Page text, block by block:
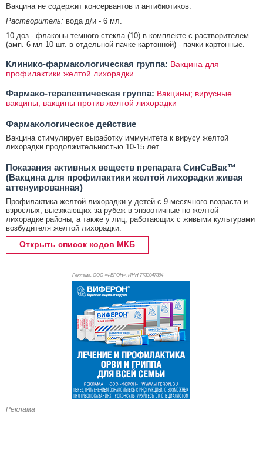
Вакцина не содержит консервантов и антибиотиков.
Растворитель: вода д/и - 6 мл.
10 доз - флаконы темного стекла (10) в комплекте с растворителем
(амп. 6 мл 10 шт. в отдельной пачке картонной) - пачки картонные.
Клинико-фармакологическая группа: Вакцина для
профилактики желтой лихорадки
Фармако-терапевтическая группа: Вакцины; вирусные
вакцины; вакцины против желтой лихорадки
Фармакологическое действие
Вакцина стимулирует выработку иммунитета к вирусу желтой
лихорадки продолжительностью 10-15 лет.
Показания активных веществ препарата СинСаВак™
(Вакцина для профилактики желтой лихорадки живая
аттенуированная)
Профилактика желтой лихорадки у детей с 9-месячного возраста и
взрослых, выезжающих за рубеж в энзоотичные по желтой
лихорадке районы, а также у лиц, работающих с живыми культурами
возбудителя желтой лихорадки.
Открыть список кодов МКБ
Реклама. ООО «ФЕРОН», ИНН 7733047394
Реклама